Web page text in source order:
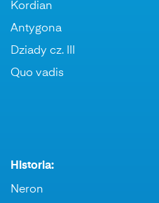
Kordian
Antygona
Dziady cz. III
Quo vadis
Historia:
Neron